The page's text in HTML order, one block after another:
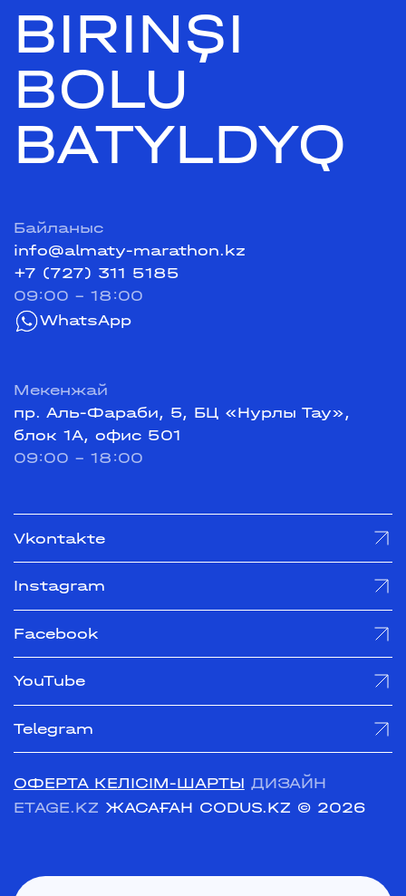
BIRINŞI
BOLU
BATYLDYQ
Байланыс
info@almaty-marathon.kz
+7 (727) 311 5185
09:00 - 18:00
WhatsApp
Мекенжай
пр. Аль-Фараби, 5, БЦ «Нурлы Тау»,
блок 1А, офис 501
09:00 - 18:00
Vkontakte
Instagram
Facebook
YouTube
Telegram
ОФЕРТА КЕЛІСІМ-ШАРТЫ ДИЗАЙН
ETAGE.KZ ЖАСАҒАН CODUS.KZ © 2026